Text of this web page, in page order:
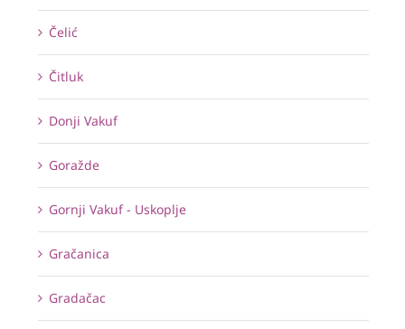
Čelić
Čitluk
Donji Vakuf
Goražde
Gornji Vakuf - Uskoplje
Gračanica
Gradačac